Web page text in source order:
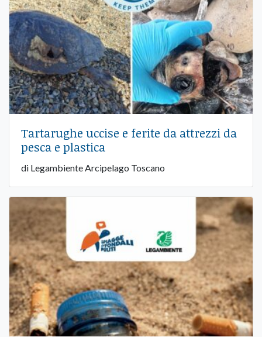
Tartarughe uccise e ferite da attrezzi da
pesca e plastica
di Legambiente Arcipelago Toscano